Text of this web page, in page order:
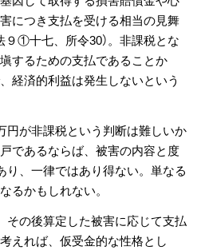
につき支払を受ける相当の見舞
９①十七、所令30）。非課税とな
するための支払であることか
経済的利益は発生しないという
が非課税という判断は難しいか
であるならば、被害の内容と度
り、一律ではあり得ない。単なる
るかもしれない。
の後算定した被害に応じて支払
えれば、仮受金的な性格とし